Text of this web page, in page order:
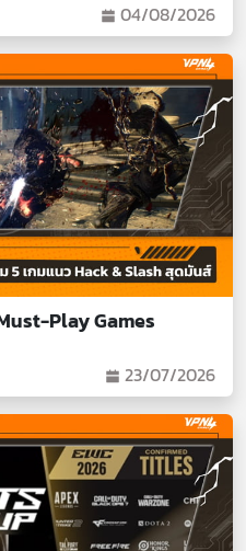
04/08/2026
Play Games
23/07/2026